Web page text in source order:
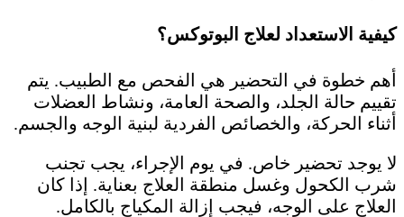
كيفية الاستعداد لعلاج البوتوكس؟
أهم خطوة في التحضير هي الفحص مع الطبيب. يتم
تقييم حالة الجلد، والصحة العامة، ونشاط العضلات
أثناء الحركة، والخصائص الفردية لبنية الوجه والجسم.
لا يوجد تحضير خاص. في يوم الإجراء، يجب تجنب
شرب الكحول وغسل منطقة العلاج بعناية. إذا كان
العلاج على الوجه، فيجب إزالة المكياج بالكامل.